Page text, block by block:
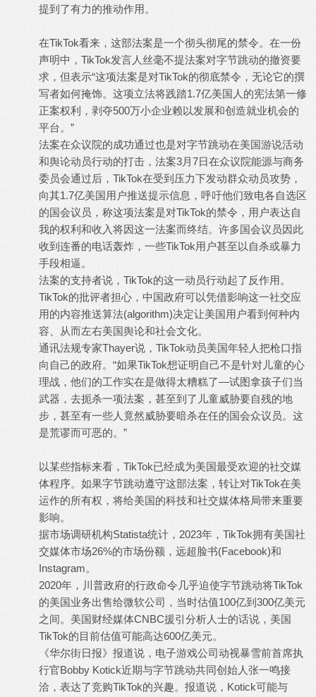
提到了有力的推动作用。
在TikTok看来，这部法案是一个彻头彻尾的禁令。在一份
声明中，TikTok发言人丝毫不提法案对字节跳动的撤资要
求，但表示“这项法案是对TikTok的彻底禁令，无论它的撰
写者如何掩饰。这项立法将践踏1.7亿美国人的宪法第一修
正案权利，剥夺500万小企业赖以发展和创造就业机会的
平台。”
法案在众议院的成功通过也是对字节跳动在美国游说活动
和舆论动员行动的打击，法案3月7日在众议院能源与商务
委员会通过后，TikTok在受到压力下发动群众动员攻势，
向其1.7亿美国用户推送提示信息，呼吁他们致电各自选区
的国会议员，称这项法案是对TikTok的禁令，用户表达自
我的权利和收入将因这一法案而终结。许多国会议员因此
收到连番的电话轰炸，一些TikTok用户甚至以自杀或暴力
手段相逼。
法案的支持者说，TikTok的这一动员行动起了反作用。
TikTok的批评者担心，中国政府可以凭借影响这一社交应
用的内容推送算法(algorithm)决定让美国用户看到何种内
容、从而左右美国舆论和社会文化。
通讯法规专家Thayer说，TikTok动员美国年轻人把枪口指
向自己的政府。“如果TikTok想证明自己不是针对儿童的心
理战，他们的工作实在是做得太糟糕了—试图拿孩子们当
武器，去扼杀一项法案，甚至到了儿童威胁要自残的地
步，甚至有一些人竟然威胁要暗杀在任的国会众议员。这
是荒谬而可恶的。”
以某些指标来看，TikTok已经成为美国最受欢迎的社交媒
体程序。如果字节跳动遵守这部法案，转让对TikTok在美
运作的所有权，将给美国的科技和社交媒体格局带来重要
影响。
据市场调研机构Statista统计，2023年，TikTok拥有美国社
交媒体市场26%的市场份额，远超脸书(Facebook)和
Instagram。
2020年，川普政府的行政命令几乎迫使字节跳动将TikTok
的美国业务出售给微软公司，当时估值100亿到300亿美元
之间。美国财经媒体CNBC援引分析人士的话说，美国
TikTok的目前估值可能高达600亿美元。
《华尔街日报》报道说，电子游戏公司动视暴雪前首席执
行官Bobby Kotick近期与字节跳动共同创始人张一鸣接
洽，表达了竞购TikTok的兴趣。报道说，Kotick可能与